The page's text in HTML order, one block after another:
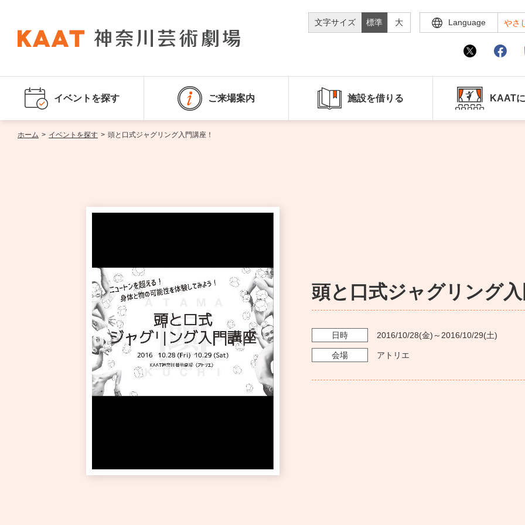
文字サイズ 標準 大 Language やさ
イベントを探す ご来場案内 施設を借りる KAAT
ホーム > イベントを探す > 頭と口式ジャグリング入門講座！
頭と口式ジャグリング
日時 2016/10/28(金)～ 2016/10/29(土)
会場 アトリエ